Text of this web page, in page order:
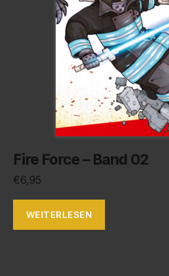
Fire Force – Band 02
€6,95
WEITERLESEN